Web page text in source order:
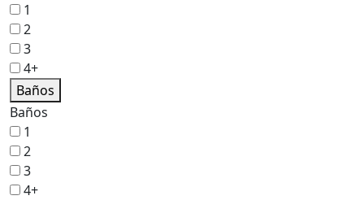
1
2
3
4+
Baños
Baños
1
2
3
4+